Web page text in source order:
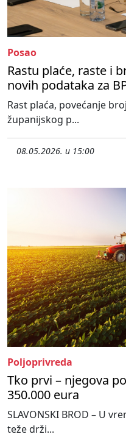
Posao
Rastu plaće, raste i
novih podataka za
Rast plaća, povećanje
županijskog p...
08.05.2026. u 15:00
Poljoprivreda
Tko prvi – njegova
350.000 eura
SLAVONSKI BROD – U
teže drži...